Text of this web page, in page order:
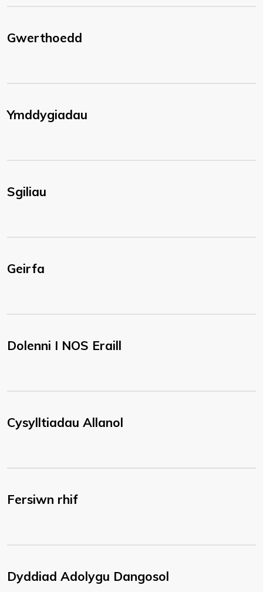
Gwerthoedd
Ymddygiadau
Sgiliau
Geirfa
Dolenni I NOS Eraill
Cysylltiadau Allanol
Fersiwn rhif
Dyddiad Adolygu Dangosol